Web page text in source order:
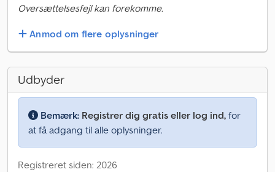
Oversættelsesfejl kan forekomme.
Anmod om flere oplysninger
Udbyder
Bemærk: Registrer dig gratis eller log ind, for
at få adgang til alle oplysninger.
Registreret siden: 2026